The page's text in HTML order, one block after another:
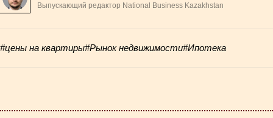
Выпускающий редактор National Business Kazakhstan
#цены на квартиры#Рынок недвижимости#Ипотека